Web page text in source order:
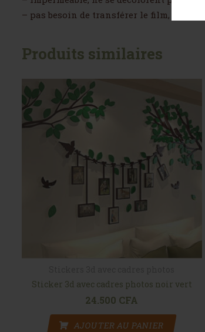
– pas besoin de transférer le film, vous
Produits similaires
Sticker 3d avec cadres photos noir vert
24.500 CFA
AJOUTER AU PANIER